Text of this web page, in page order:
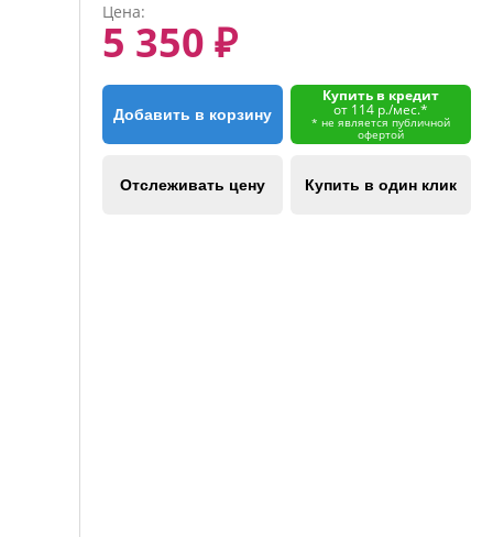
Цена:
5 350 ₽
Добавить в корзину
Купить в кредит
от 114 р./мес.*
* не является публичной
офертой
Отслеживать цену Купить в один клик